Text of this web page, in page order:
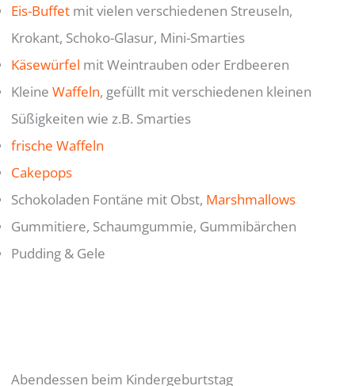
Eis-Buffet mit vielen verschiedenen Streuseln,
Krokant, Schoko-Glasur, Mini-Smarties
Käsewürfel mit Weintrauben oder Erdbeeren
KleineWaffeln, gefüllt mit verschiedenen kleinen
Süßigkeiten wie z.B. Smarties
frische Waffeln
Cakepops
Schokoladen Fontäne mit Obst, Marshmallows
Gummitiere, Schaumgummie, Gummibärchen
Pudding & Gele
Abendessen beim Kindergeburtstag